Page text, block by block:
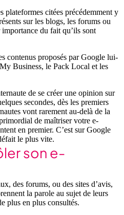
plateformes citées précédemment y
sur les blogs, les forums ou
du fait qu’ils sont
contenus proposés par Google lui-
Business, le Pack Local et les
de se créer une opinion sur
secondes, dès les premiers
vont rarement au-delà de la
de maîtriser votre e-
en premier. C’est sur Google
le plus vite.
son e-
des forums, ou des sites d’avis,
la parole au sujet de leurs
plus en plus consultés.